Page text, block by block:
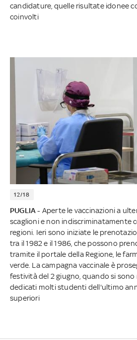
candidature, quelle risultate idonee
coinvolti
12/18
PUGLIA - Aperte le vaccinazioni a
scaglioni e non indiscriminatamente
regioni. Ieri sono iniziate le
tra il 1982 e il 1986, che possono
tramite il portale della Regione, le
verde. La campagna vaccinale è
festività del 2 giugno, quando si
dedicati molti studenti dell'ultimo
superiori